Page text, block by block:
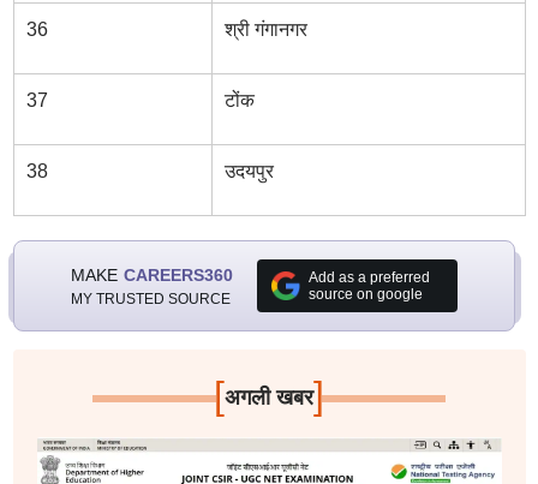
36 श्री गंगानगर
37 टोंक
38 उदयपुर
MAKE CAREERS360
MY TRUSTED SOURCE
Add as a preferred
source on google
[अगली खबर]